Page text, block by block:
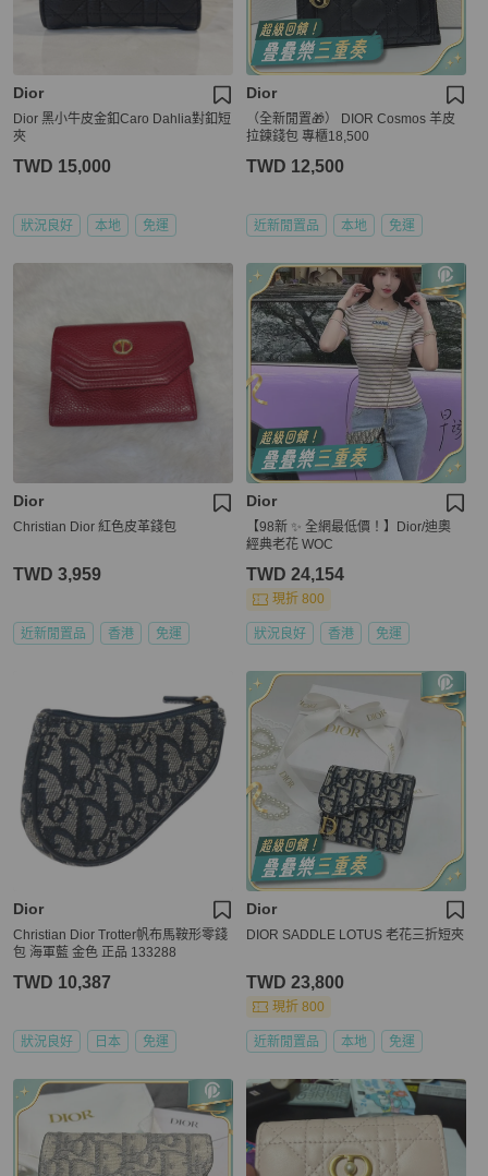
Dior
Dior 黑小牛皮金釦Caro Dahlia對釦短
夾
TWD 15,000
狀況良好 本地 免運
Dior
（全新閒置🎁） DIOR Cosmos 羊皮
拉鍊錢包 專櫃18,500
TWD 12,500
近新閒置品 本地 免運
Dior
Christian Dior 紅色皮革錢包
TWD 3,959
近新閒置品 香港 免運
Dior
【98新 ✨ 全網最低價！】Dior/迪奧
經典老花 WOC
TWD 24,154
現折 800
狀況良好 香港 免運
Dior
Christian Dior Trotter帆布馬鞍形零錢
包 海軍藍 金色 正品 133288
TWD 10,387
狀況良好 日本 免運
Dior
DIOR SADDLE LOTUS 老花三折短夾
TWD 23,800
現折 800
近新閒置品 本地 免運